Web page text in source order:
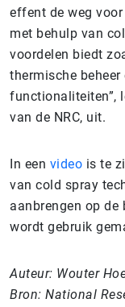
effent de weg
met behulp van
voordelen biedt
thermische beheer
functionaliteiten”,
van de NRC, uit.
In een video is te
van cold spray
aanbrengen op de
wordt gebruik
Auteur: Wouter
Bron: National